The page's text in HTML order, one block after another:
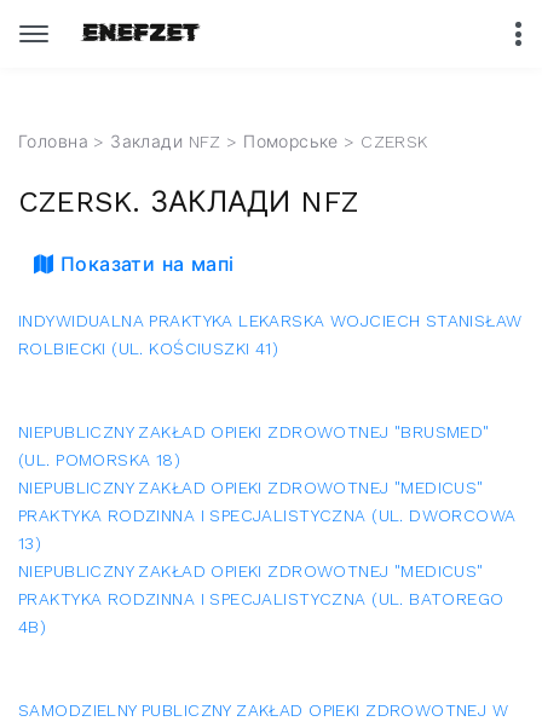
Головна > Заклади NFZ > Поморське > CZERSK
CZERSK. ЗАКЛАДИ NFZ
Показати на мапі
INDYWIDUALNA PRAKTYKA LEKARSKA WOJCIECH STANISŁAW
ROLBIECKI (UL. KOŚCIUSZKI 41)
NIEPUBLICZNY ZAKŁAD OPIEKI ZDROWOTNEJ "BRUSMED"
(UL. POMORSKA 18)
NIEPUBLICZNY ZAKŁAD OPIEKI ZDROWOTNEJ "MEDICUS"
PRAKTYKA RODZINNA I SPECJALISTYCZNA (UL. DWORCOWA
13)
NIEPUBLICZNY ZAKŁAD OPIEKI ZDROWOTNEJ "MEDICUS"
PRAKTYKA RODZINNA I SPECJALISTYCZNA (UL. BATOREGO
4B)
SAMODZIELNY PUBLICZNY ZAKŁAD OPIEKI ZDROWOTNEJ W